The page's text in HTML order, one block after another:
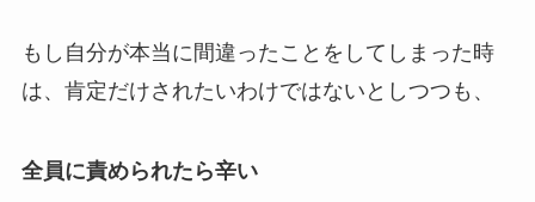
もし自分が本当に間違ったことをしてしまった時
は、肯定だけされたいわけではないとしつつも、
全員に責められたら辛い